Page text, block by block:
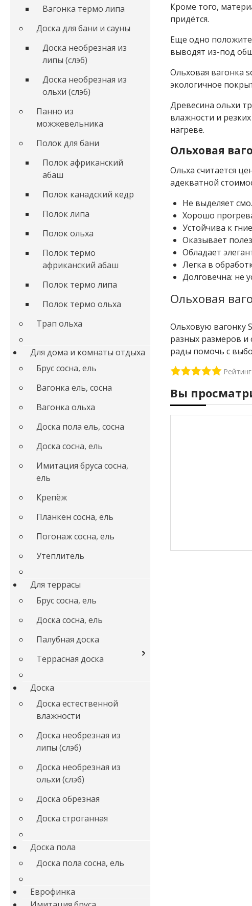
Вагонка термо липа
Доска для бани и сауны
Доска необрезная из
липы (слэб)
Доска необрезная из
ольхи (слэб)
Панно из
можжевельника
Полок для бани
Полок африканский
абаш
Полок канадский кедр
Полок липа
Полок ольха
Полок термо
африканский абаш
Полок термо липа
Полок термо ольха
Трап ольха
Для дома и комнаты отдыха
Брус сосна, ель
Вагонка ель, сосна
Вагонка ольха
Доска пола ель, сосна
Доска сосна, ель
Имитация бруса сосна,
ель
Крепёж
Планкен сосна, ель
Погонаж сосна, ель
Утеплитель
Для террасы
Брус сосна, ель
Доска сосна, ель
Палубная доска
Террасная доска
Доска
Доска естественной
влажности
Доска необрезная из
липы (слэб)
Доска необрезная из
ольхи (слэб)
Доска обрезная
Доска строганная
Доска пола
Доска пола сосна, ель
Еврофинка
Кроме того,
придётся.
Еще одно
выводят из-под
Ольховая вагонка
экологичное
Древесина ольхи
влажности и
нагреве.
Ольховая
Ольха считается
адекватной
Не выделяет
Хорошо
Устойчива к
Оказывает
Обладает
Легка в
Долговечна: не
Ольховая
Ольховую вагонку
разных размеров и
рады помочь с
Вы